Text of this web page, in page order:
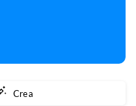
Crea